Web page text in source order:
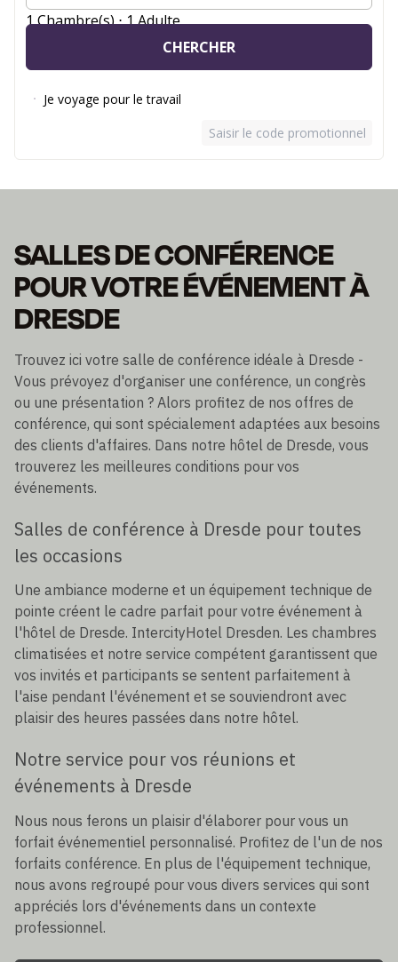
1 Chambre(s) ⋅ 1 Adulte
CHERCHER
Je voyage pour le travail
Saisir le code promotionnel
SALLES DE CONFÉRENCE
POUR VOTRE ÉVÉNEMENT À
DRESDE
Trouvez ici votre salle de conférence idéale à Dresde -
Vous prévoyez d'organiser une conférence, un congrès
ou une présentation ? Alors profitez de nos offres de
conférence, qui sont spécialement adaptées aux besoins
des clients d'affaires. Dans notre hôtel de Dresde, vous
trouverez les meilleures conditions pour vos
événements.
Salles de conférence à Dresde pour toutes
les occasions
Une ambiance moderne et un équipement technique de
pointe créent le cadre parfait pour votre événement à
l'hôtel de Dresde. IntercityHotel Dresden. Les chambres
climatisées et notre service compétent garantissent que
vos invités et participants se sentent parfaitement à
l'aise pendant l'événement et se souviendront avec
plaisir des heures passées dans notre hôtel.
Notre service pour vos réunions et
événements à Dresde
Nous nous ferons un plaisir d'élaborer pour vous un
forfait événementiel personnalisé. Profitez de l'un de nos
forfaits conférence. En plus de l'équipement technique,
nous avons regroupé pour vous divers services qui sont
appréciés lors d'événements dans un contexte
professionnel.